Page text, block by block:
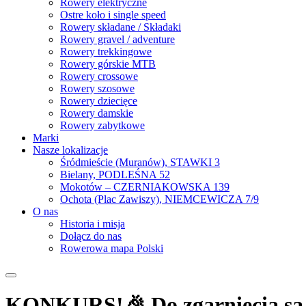
Rowery elektryczne
Ostre koło i single speed
Rowery składane / Składaki
Rowery gravel / adventure
Rowery trekkingowe
Rowery górskie MTB
Rowery crossowe
Rowery szosowe
Rowery dziecięce
Rowery damskie
Rowery zabytkowe
Marki
Nasze lokalizacje
Śródmieście (Muranów), STAWKI 3
Bielany, PODLEŚNA 52
Mokotów – CZERNIAKOWSKA 139
Ochota (Plac Zawiszy), NIEMCEWICZA 7/9
O nas
Historia i misja
Dołącz do nas
Rowerowa mapa Polski